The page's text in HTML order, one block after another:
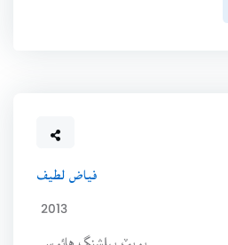
فياض لطيف
2013
پوپٽ پبلشنگ هائوس